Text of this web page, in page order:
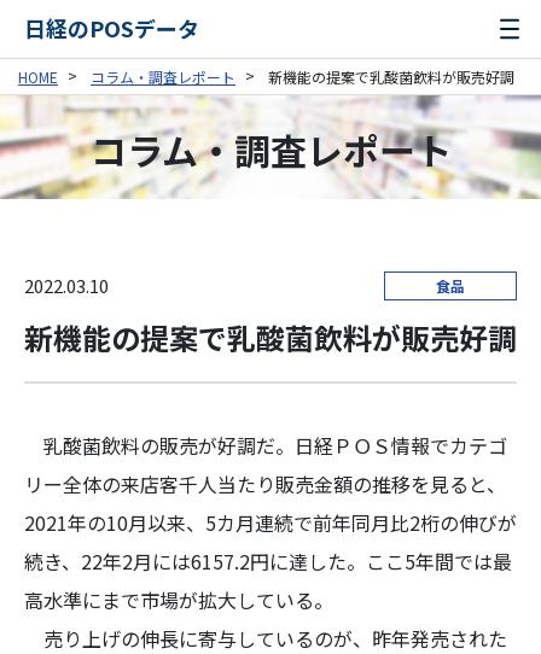
日経のPOSデータ
HOME コラム・調査レポート 新機能の提案で乳酸菌飲料が販売好調
コラム・調査レポート
2022.03.10 食品
新機能の提案で乳酸菌飲料が販売好調
乳酸菌飲料の販売が好調だ。日経ＰＯＳ情報でカテゴ
リー全体の来店客千人当たり販売金額の推移を見ると、
2021年の10月以来、5カ月連続で前年同月比2桁の伸びが
続き、22年2月には6157.2円に達した。ここ5年間では最
高水準にまで市場が拡大している。
売り上げの伸長に寄与しているのが、昨年発売された